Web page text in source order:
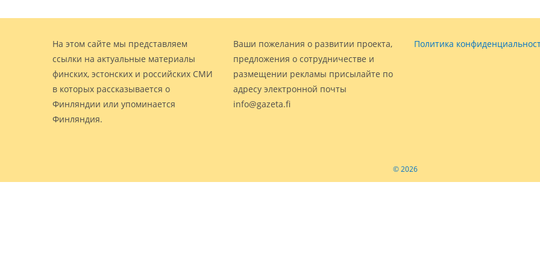
На этом сайте мы представляем
ссылки на актуальные материалы
финских, эстонских и российских СМИ
в которых рассказывается о
Финляндии или упоминается
Финляндия.
Ваши пожелания о развитии проекта,
предложения о сотрудничестве и
размещении рекламы присылайте по
адресу электронной почты
info@gazeta.fi
Политика
© 2026